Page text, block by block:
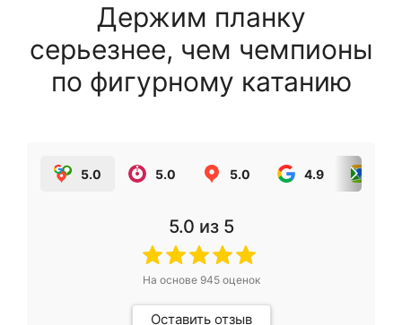
Держим планку
серьезнее, чем чемпионы
по фигурному катанию
5.0 5.0 5.0 4.9
5.0 из 5
На основе 945оценок
Оставить отзыв